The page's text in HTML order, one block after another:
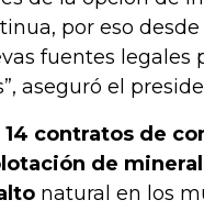
por eso
fuentes legales
aseguró el
14 contratos de
de
natural en los